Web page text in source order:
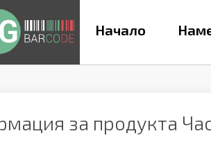
Начало
за продукта